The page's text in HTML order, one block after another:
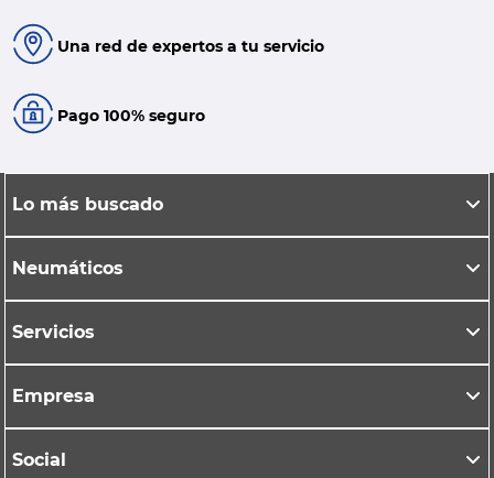
Una red de expertos a tu servicio
Pago 100% seguro
Lo más buscado
Neumáticos
Servicios
Empresa
Social